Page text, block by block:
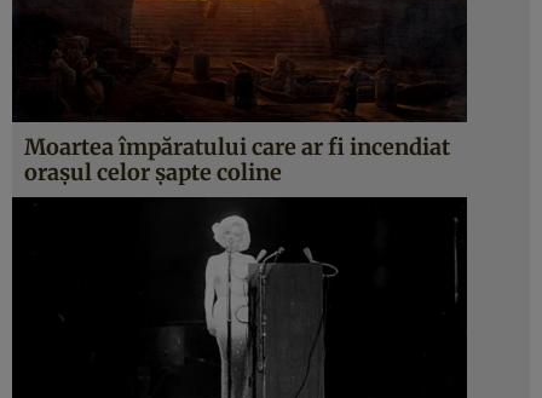
Moartea împăratului care ar fi incendiat
oraşul celor şapte coline